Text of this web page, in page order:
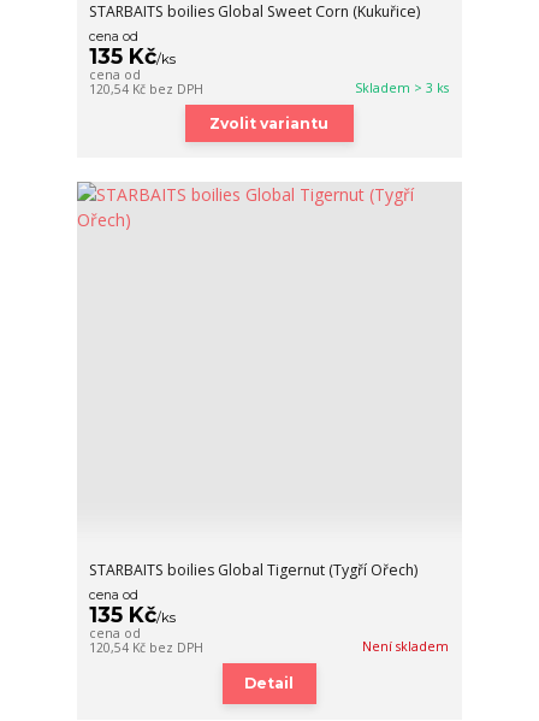
STARBAITS boilies Global Sweet Corn (Kukuřice)
cena od
135 Kč/ks
cena od
120,54 Kč bez DPH Skladem > 3 ks
Zvolit variantu
STARBAITS boilies Global Tigernut (Tygří Ořech)
cena od
135 Kč/ks
cena od
120,54 Kč bez DPH Není skladem
Detail